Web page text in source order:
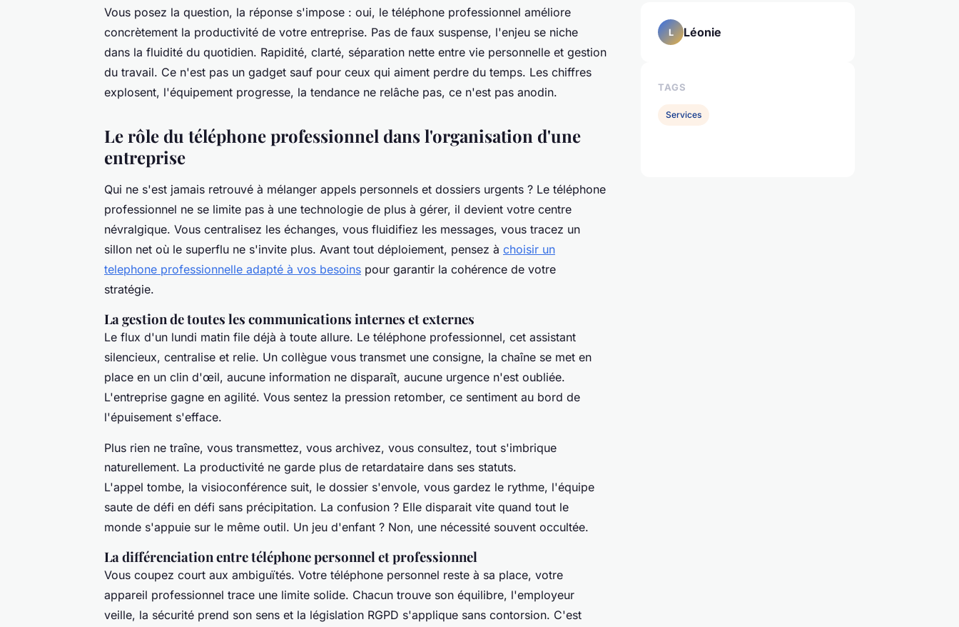
Vous posez la question, la réponse s'impose : oui, le téléphone professionnel améliore
concrètement la productivité de votre entreprise. Pas de faux suspense, l'enjeu se niche
dans la fluidité du quotidien. Rapidité, clarté, séparation nette entre vie personnelle et gestion
du travail. Ce n'est pas un gadget sauf pour ceux qui aiment perdre du temps. Les chiffres
explosent, l'équipement progresse, la tendance ne relâche pas, ce n'est pas anodin.
Le rôle du téléphone professionnel dans l'organisation d'une
entreprise
Qui ne s'est jamais retrouvé à mélanger appels personnels et dossiers urgents ? Le téléphone
professionnel ne se limite pas à une technologie de plus à gérer, il devient votre centre
névralgique. Vous centralisez les échanges, vous fluidifiez les messages, vous tracez un
sillon net où le superflu ne s'invite plus. Avant tout déploiement, pensez à choisir un
telephone professionnelle adapté à vos besoins pour garantir la cohérence de votre
stratégie.
La gestion de toutes les communications internes et externes
Le flux d'un lundi matin file déjà à toute allure. Le téléphone professionnel, cet assistant
silencieux, centralise et relie. Un collègue vous transmet une consigne, la chaîne se met en
place en un clin d'œil, aucune information ne disparaît, aucune urgence n'est oubliée.
L'entreprise gagne en agilité. Vous sentez la pression retomber, ce sentiment au bord de
l'épuisement s'efface.
Plus rien ne traîne, vous transmettez, vous archivez, vous consultez, tout s'imbrique
naturellement. La productivité ne garde plus de retardataire dans ses statuts.
L'appel tombe, la visioconférence suit, le dossier s'envole, vous gardez le rythme, l'équipe
saute de défi en défi sans précipitation. La confusion ? Elle disparait vite quand tout le
monde s'appuie sur le même outil. Un jeu d'enfant ? Non, une nécessité souvent occultée.
La différenciation entre téléphone personnel et professionnel
Vous coupez court aux ambiguïtés. Votre téléphone personnel reste à sa place, votre
appareil professionnel trace une limite solide. Chacun trouve son équilibre, l'employeur
veille, la sécurité prend son sens et la législation RGPD s'applique sans contorsion. C'est
L Léonie
TAGS
Services